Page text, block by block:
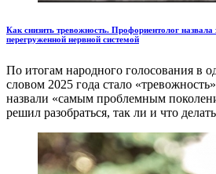
Как снизить тревожность. Профориентолог
перегруженной нервной системой
По итогам народного голосования в
словом 2025 года стало
назвали «самым проблемным
решил разобраться, так ли и что